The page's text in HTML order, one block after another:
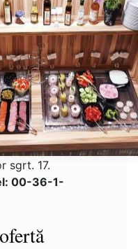
sgrt. 17.
00-36-1-